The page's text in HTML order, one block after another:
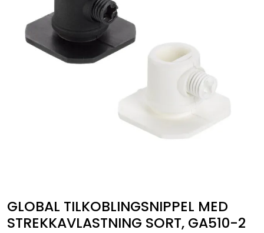
GLOBAL TILKOBLINGSNIPPEL MED
STREKKAVLASTNING SORT, GA510-2
Butikk
Sluttsalg